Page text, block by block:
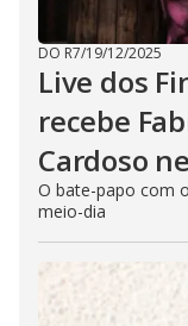
DO R7/19/12/2025
Live dos
recebe
Cardoso
O bate-papo com
meio-dia